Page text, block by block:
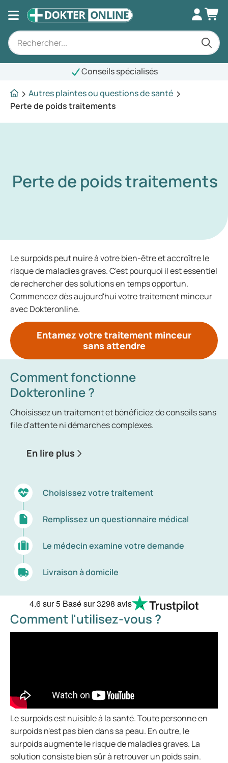
Conseils spécialisés
Autres plaintes ou questions de santé
Perte de poids traitements
Perte de poids traitements
Le surpoids peut nuire à votre bien-être et accroître le
risque de maladies graves. C'est pourquoi il est essentiel
de rechercher des solutions en temps opportun.
Commencez dès aujourd'hui votre traitement minceur
avec Dokteronline.
Entamez votre traitement minceur
sans attendre
Comment fonctionne
Dokteronline ?
Choisissez un traitement et bénéficiez de conseils sans
file d'attente ni démarches complexes.
En lire plus
Choisissez votre traitement
Remplissez un questionnaire médical
Le médecin examine votre demande
Livraison à domicile
4.6sur 5 Basé sur3298 avis
Comment l'utilisez-vous ?
Le surpoids est nuisible à la santé. Toute personne en
surpoids n'est pas bien dans sa peau. En outre, le
surpoids augmente le risque de maladies graves. La
solution consiste bien sûr à retrouver un poids sain.